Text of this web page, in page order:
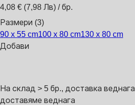
4,08 € (7,98 Лв) / бр.
Размери (3)
90 x 55 cm100 x 80 cm130 x 80 cm
Добави
На склад > 5 бр., доставка веднага
доставяме веднага